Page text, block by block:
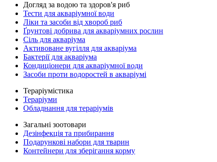
Догляд за водою та здоров'я риб
Тести для акваріумної води
Ліки та засоби від хвороб риб
Ґрунтові добрива для акваріумних рослин
Сіль для акваріума
Активоване вугілля для акваріума
Бактерії для акваріума
Кондиціонери для акваріумної води
Засоби проти водоростей в акваріумі
Тераріумістика
Тераріуми
Обладнання для тераріумів
Загальні зоотовари
Дезінфекція та прибирання
Подарункові набори для тварин
Контейнери для зберігання корму